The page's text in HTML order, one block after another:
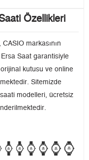
Özellikleri
markasının
Saat garantisiyle
kutusu ve online
Sitemizde
modelleri, ücretsiz